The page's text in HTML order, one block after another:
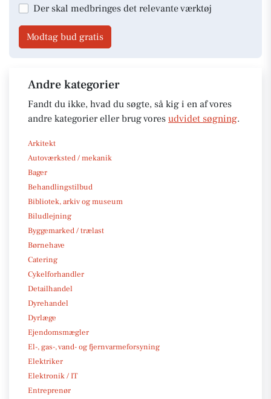
Der skal medbringes det relevante værktøj
Modtag bud gratis
Andre kategorier
Fandt du ikke, hvad du søgte, så kig i en af vores
andre kategorier eller brug vores udvidet søgning.
Arkitekt
Autoværksted / mekanik
Bager
Behandlingstilbud
Bibliotek, arkiv og museum
Biludlejning
Byggemarked / trælast
Børnehave
Catering
Cykelforhandler
Detailhandel
Dyrehandel
Dyrlæge
Ejendomsmægler
El-, gas-, vand- og fjernvarmeforsyning
Elektriker
Elektronik / IT
Entreprenør